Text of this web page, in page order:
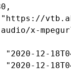
x-
"2020-12-
"2020-12-